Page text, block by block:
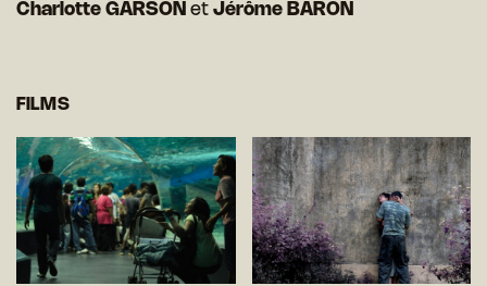
Charlotte GARSON et Jérôme BARON
FILMS